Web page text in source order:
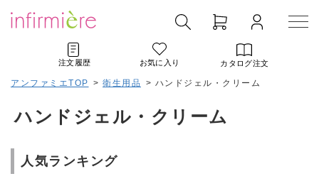
注文履歴 お気に入り カタログ注文
アンファミエTOP > 衛生用品 > ハンドジェル・クリーム
ハンドジェル・クリーム
人気ランキング